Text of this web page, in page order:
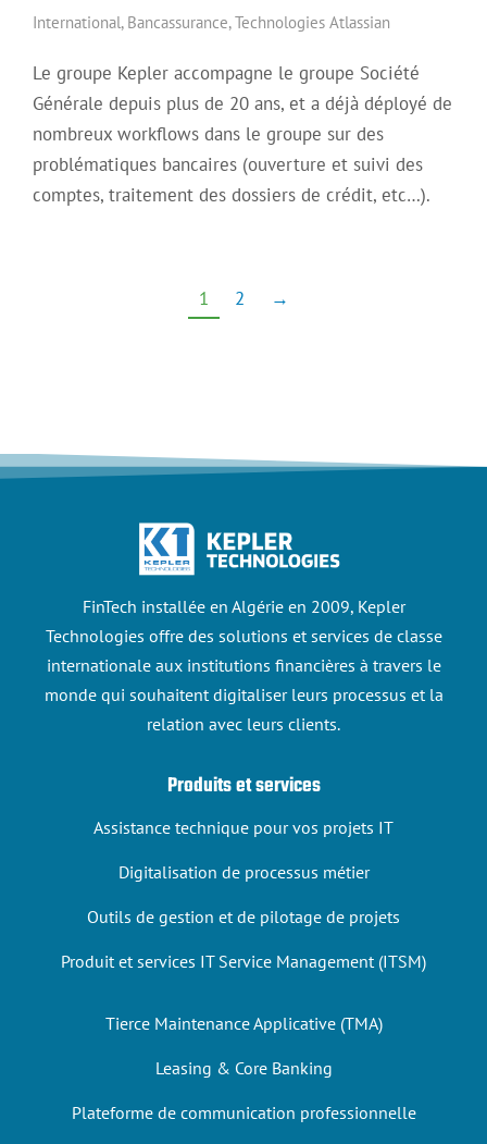
International, Bancassurance,Technologies Atlassian
Le groupe Kepler accompagne le groupe Société
Générale depuis plus de 20 ans, et a déjà déployé de
nombreux workflows dans le groupe sur des
problématiques bancaires (ouverture et suivi des
comptes, traitement des dossiers de crédit, etc…).
1 2 →
FinTech installée en Algérie en 2009, Kepler
Technologies offre des solutions et services de classe
internationale aux institutions financières à travers le
monde qui souhaitent digitaliser leurs processus et la
relation avec leurs clients.
Produits et services
Assistance technique pour vos projets IT
Digitalisation de processus métier
Outils de gestion et de pilotage de projets
Produit et services IT Service Management (ITSM)
Tierce Maintenance Applicative (TMA)
Leasing & Core Banking
Plateforme de communication professionnelle